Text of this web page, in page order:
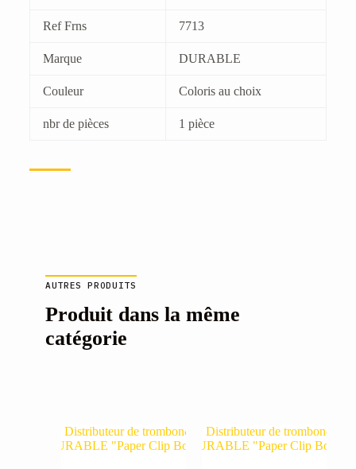
Ref Frns 7713
Marque DURABLE
Couleur Coloris au choix
nbr de pièces 1 pièce
AUTRES PRODUITS
Produit dans la même
catégorie